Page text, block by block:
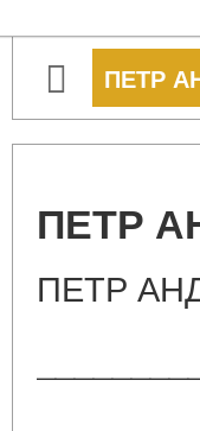
ПЕТР
ПЕТР
ПЕТР